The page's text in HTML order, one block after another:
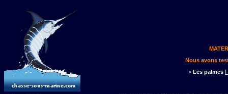
Nous avons
> Les palmes